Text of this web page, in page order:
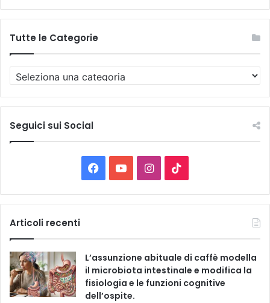
Tutte le Categorie
u
t
e
o
r
i
e
Seguici sui Social
a
e
b
o
o
T
u
b
I
n
t
a
g
i
T
o
k
Articoli recenti
L’assunzione abituale di caffè modella
il microbiota intestinale e modifica la
fisiologia e le funzioni cognitive
dell’ospite.